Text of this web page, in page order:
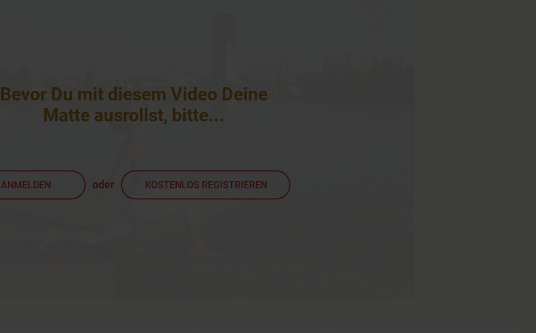
Bevor Du mit diesem Video Deine
Matte ausrollst, bitte...
ANMELDEN oder KOSTENLOS REGISTRIEREN